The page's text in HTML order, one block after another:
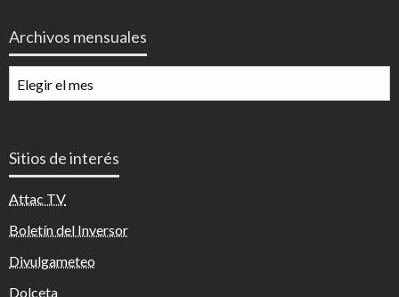
Archivos mensuales
mensuales
Sitios de interés
Attac TV
Boletín del Inversor
Divulgameteo
Dolceta